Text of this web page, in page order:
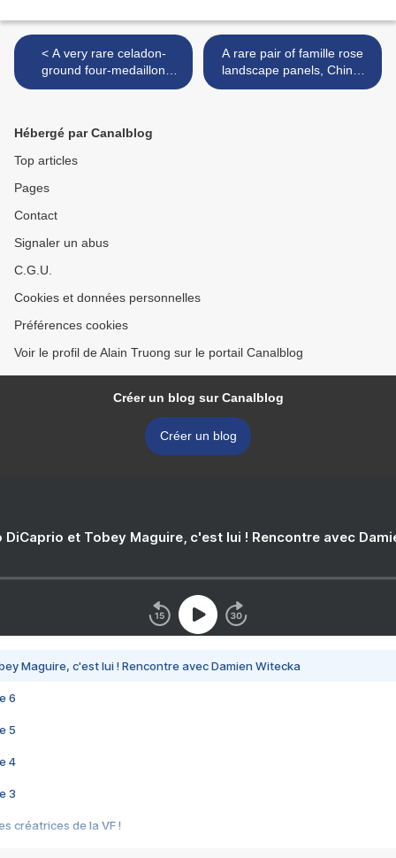
< A very rare celadon-
ground four-medaillon
porcelain vessel, China,
period.
A rare pair of famille rose
landscape panels, China,
dated with the Qianlong
Hébergé par Canalblog
Top articles
Pages
Contact
Signaler un abus
C.G.U.
Cookies et données personnelles
Préférences cookies
Voir le profil de Alain Truong sur le portail Canalblog
Créer un blog sur Canalblog
Créer un blog
DiCaprio et Tobey Maguire, c'est lui ! Rencontre avec
Maguire, c'est lui ! Rencontre avec Damien Witecka
6
5
4
3
créatrices de la VF !